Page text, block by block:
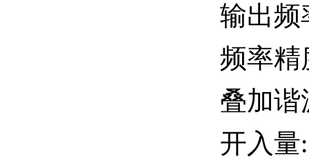
输出频
频率精
叠加谐
开入量